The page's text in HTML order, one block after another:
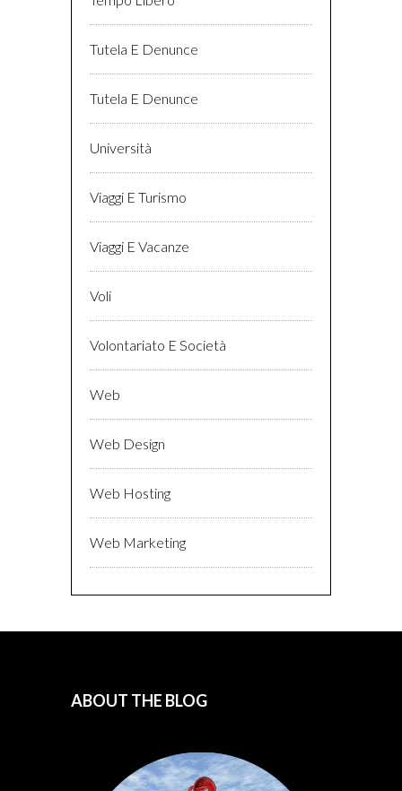
Tutela E Denunce
Tutela E Denunce
Università
Viaggi E Turismo
Viaggi E Vacanze
Voli
Volontariato E Società
Web
Web Design
Web Hosting
Web Marketing
ABOUT THE BLOG